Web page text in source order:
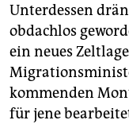
Unterdessen
obdachlos
ein neues
kommenden
für jene